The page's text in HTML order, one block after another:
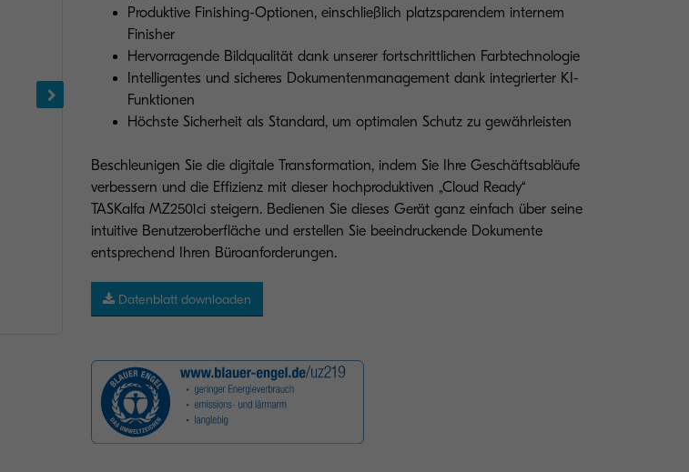
Produktive Finishing-Optionen, einschließlich platzsparendem internem
Finisher
Hervorragende Bildqualität dank unserer fortschrittlichen Farbtechnologie
Intelligentes und sicheres Dokumentenmanagement dank integrierter KI-
Funktionen
Höchste Sicherheit als Standard, um optimalen Schutz zu gewährleisten
Beschleunigen Sie die digitale Transformation, indem Sie Ihre Geschäftsabläufe
verbessern und die Effizienz mit dieser hochproduktiven „Cloud Ready“
TASKalfa MZ2501ci steigern. Bedienen Sie dieses Gerät ganz einfach über seine
intuitive Benutzeroberfläche und erstellen Sie beeindruckende Dokumente
entsprechend Ihren Büroanforderungen.
Datenblatt downloaden